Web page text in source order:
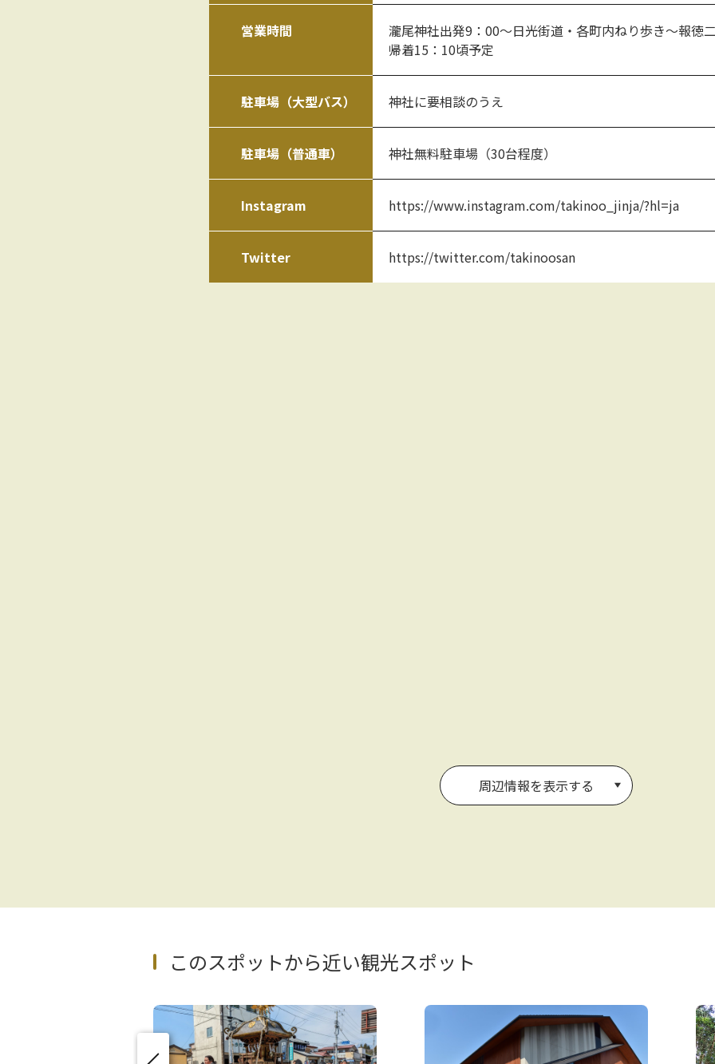
営業時間
瀧尾神社出発9：00～日光街道・各町内ねり歩き～報徳
帰着15：10頃予定
駐車場（大型バス） 神社に要相談のうえ
駐車場（普通車） 神社無料駐車場（30台程度）
Instagram https://www.instagram.com/takinoo_jinja/?hl=ja
Twitter https://twitter.com/takinoosan
周辺情報を表示する
このスポットから近い観光スポット